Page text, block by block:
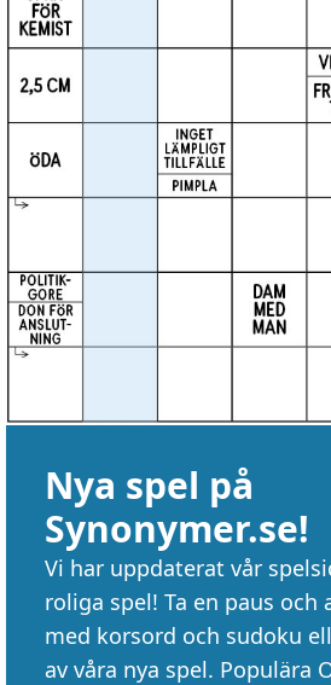
Nya spel på
Synonymer.se!
Vi har uppdaterat vår
roliga spel! Ta en paus och
med korsord och sudoku
av våra nya spel. Populära